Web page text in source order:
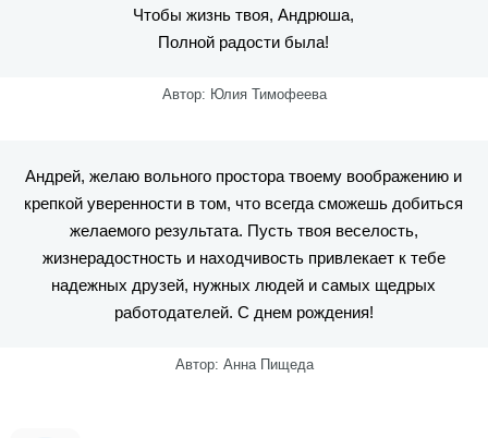
Чтобы жизнь твоя, Андрюша,
Полной радости была!
Автор: Юлия Тимофеева
Андрей, желаю вольного простора твоему воображению и
крепкой уверенности в том, что всегда сможешь добиться
желаемого результата. Пусть твоя веселость,
жизнерадостность и находчивость привлекает к тебе
надежных друзей, нужных людей и самых щедрых
работодателей. С днем рождения!
Автор: Анна Пищеда